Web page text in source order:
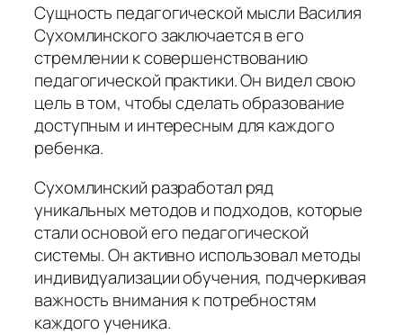
Сущность педагогической мысли Василия
Сухомлинского заключается в его
стремлении к совершенствованию
педагогической практики. Он видел свою
цель в том, чтобы сделать образование
доступным и интересным для каждого
ребенка.
Сухомлинский разработал ряд
уникальных методов и подходов, которые
стали основой его педагогической
системы. Он активно использовал методы
индивидуализации обучения, подчеркивая
важность внимания к потребностям
каждого ученика.